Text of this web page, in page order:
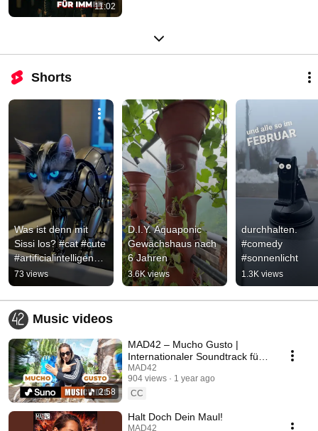
11:02
Shorts
Was ist denn mit
Sissi los? #cat #cute
#artificialintelligence
#robot #kitten
73 views
D.I.Y. Aquaponic
Gewächshaus nach
6 Jahren
3.6K views
durchhalten.
#comedy
#sonnenlicht
1.3K views
Music videos
2:58
MAD42 – Mucho Gusto |
Internationaler Soundtrack für
Naturliebhaber 🌿🎶
MAD42
904 views
1 year ago
CC
Halt Doch Dein Maul!
MAD42